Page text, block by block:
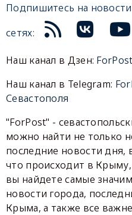
Подпишитесь на
сетях:
Наш канал в Дзен:
Наш канал в Telegram:
Севастополя
"ForPost" -
можно найти не только
последние новости дня,
что происходит в
вы найдете самые
новости города,
Крыма, а также все